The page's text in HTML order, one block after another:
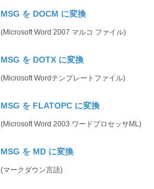
MSG を DOCM に変換
(Microsoft Word 2007 マルコ ファイル)
MSG を DOTX に変換
(Microsoft Wordテンプレートファイル)
MSG を FLATOPC に変換
(Microsoft Word 2003 ワードプロセッサML)
MSG を MD に変換
(マークダウン言語)